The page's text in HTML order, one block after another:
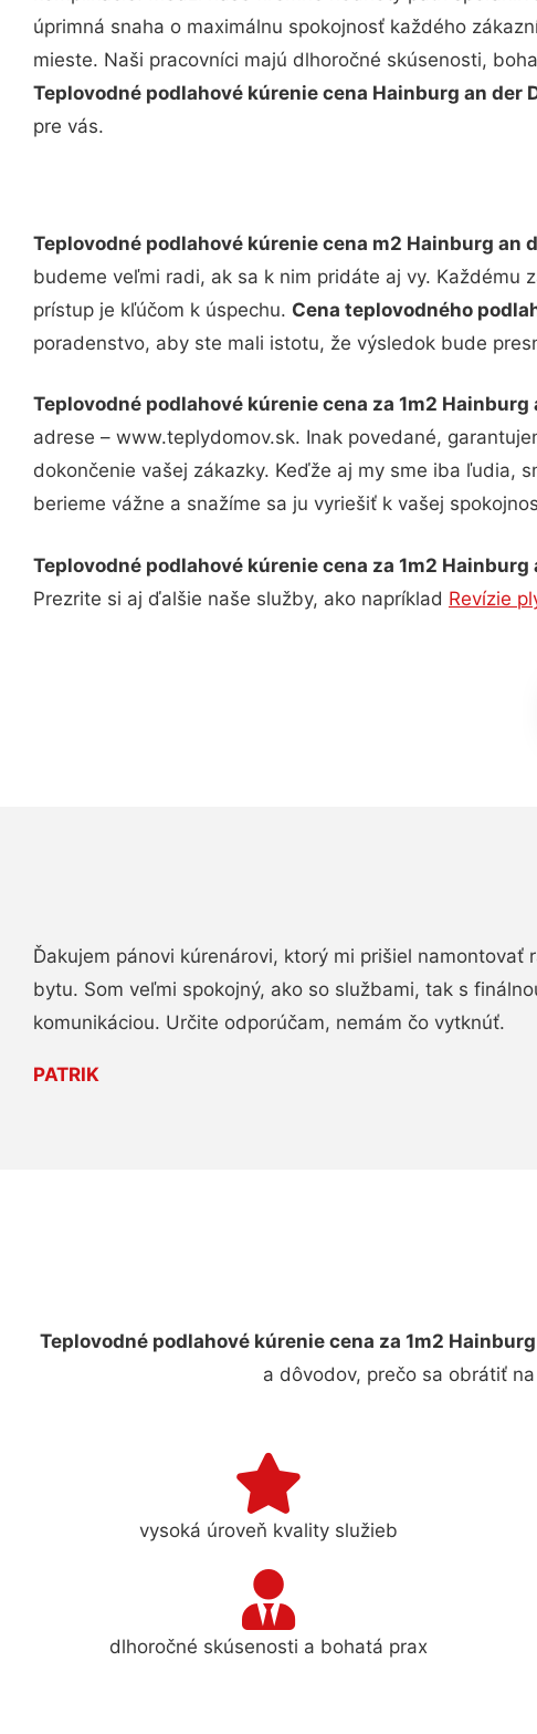
úprimná snaha o maximálnu spokojnosť každého
mieste. Naši pracovníci majú dlhoročné skúsenosti,
Teplovodné podlahové kúrenie cena Hainburg an der
pre vás.
Teplovodné podlahové kúrenie cena m2 Hainburg an
budeme veľmi radi, ak sa k nim pridáte aj vy. Každému
prístup je kľúčom k úspechu. Cena teplovodného
poradenstvo, aby ste mali istotu, že výsledok bude
Teplovodné podlahové kúrenie cena za 1m2 Hainburg
adrese – www.teplydomov.sk. Inak povedané,
dokončenie vašej zákazky. Keďže aj my sme iba ľudia,
berieme vážne a snažíme sa ju vyriešiť k vašej
Teplovodné podlahové kúrenie cena za 1m2 Hainburg
Prezrite si aj ďalšie naše služby, ako napríklad Revízie
Ďakujem pánovi kúrenárovi, ktorý mi prišiel namontovať
bytu. Som veľmi spokojný, ako so službami, tak s
komunikáciou. Určite odporúčam, nemám čo vytknúť.
PATRIK
Teplovodné podlahové kúrenie cena za 1m2
a dôvodov, prečo sa obrátiť
vysoká úroveň kvality služieb
dlhoročné skúsenosti a bohatá prax